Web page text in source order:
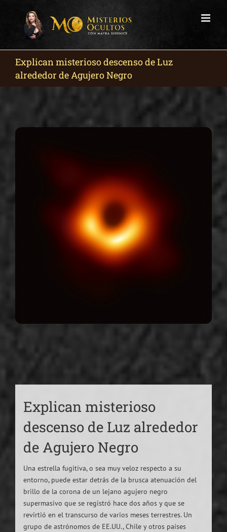
Explican misterioso descenso de Luz
alrededor de Agujero Negro
Explican misterioso
descenso de Luz alrededor
de Agujero Negro
Una estrella fugitiva, o sea muy veloz respecto a su
entorno, puede estar detrás de la brusca atenuación del
brillo de la corona de un lejano agujero negro
supermasivo que se registró hace dos años y que se
revirtió en el transcurso de varios meses terrestres. Un
grupo de astrónomos de EE.UU., Chile y otros países